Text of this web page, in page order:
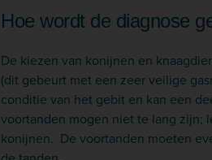
Hoe wordt de diagnose
De kiezen van konijnen en
(dit gebeurt met een zeer veilige
conditie van het gebit en kan een
voortanden mogen niet te lang zijn;
konijnen. De voortanden moeten